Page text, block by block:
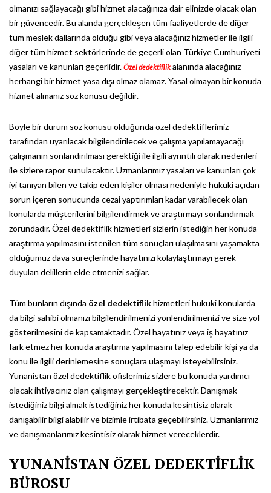
olmanızı sağlayacağı gibi hizmet alacağınıza dair elinizde olacak olan
bir güvencedir. Bu alanda gerçekleşen tüm faaliyetlerde de diğer
tüm meslek dallarında olduğu gibi veya alacağınız hizmetler ile ilgili
diğer tüm hizmet sektörlerinde de geçerli olan Türkiye Cumhuriyeti
yasaları ve kanunları geçerlidir. Özel dedektiflikalanında alacağınız
herhangi bir hizmet yasa dışı olmaz olamaz. Yasal olmayan bir konuda
hizmet almanız söz konusu değildir.
Böyle bir durum söz konusu olduğunda özel dedektiflerimiz
tarafından uyarılacak bilgilendirilecek ve çalışma yapılamayacağı
çalışmanın sonlandırılması gerektiği ile ilgili ayrıntılı olarak nedenleri
ile sizlere rapor sunulacaktır. Uzmanlarımız yasaları ve kanunları çok
iyi tanıyan bilen ve takip eden kişiler olması nedeniyle hukuki açıdan
sorun içeren sonucunda cezai yaptırımları kadar varabilecek olan
konularda müşterilerini bilgilendirmek ve araştırmayı sonlandırmak
zorundadır. Özel dedektiflik hizmetleri sizlerin istediğin her konuda
araştırma yapılmasını istenilen tüm sonuçları ulaşılmasını yaşamakta
olduğumuz dava süreçlerinde hayatınızı kolaylaştırmayı gerek
duyulan delillerin elde etmenizi sağlar.
Tüm bunların dışında özel dedektiflikhizmetleri hukuki konularda
da bilgi sahibi olmanızı bilgilendirilmenizi yönlendirilmenizi ve size yol
gösterilmesini de kapsamaktadır. Özel hayatınız veya iş hayatınız
fark etmez her konuda araştırma yapılmasını talep edebilir kişi ya da
konu ile ilgili derinlemesine sonuçlara ulaşmayı isteyebilirsiniz.
Yunanistan özel dedektiflik ofislerimiz sizlere bu konuda yardımcı
olacak ihtiyacınız olan çalışmayı gerçekleştirecektir. Danışmak
istediğiniz bilgi almak istediğiniz her konuda kesintisiz olarak
danışabilir bilgi alabilir ve bizimle irtibata geçebilirsiniz. Uzmanlarımız
ve danışmanlarımız kesintisiz olarak hizmet vereceklerdir.
YUNANİSTAN ÖZEL DEDEKTİFLİK
BÜROSU